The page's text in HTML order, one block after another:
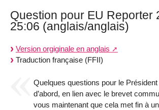
Question pour EU Reporter
25:06 (anglais/anglais)
Version orgiginale en anglais
Traduction française (FFII)
Quelques questions pour le Président
d’abord, en lien avec le brevet
vous maintenant que cela met fin à